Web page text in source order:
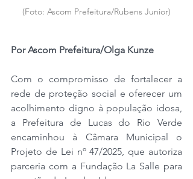
(Foto: Ascom Prefeitura/Rubens Junior)
Por Ascom Prefeitura/Olga Kunze
Com o compromisso de fortalecer a
rede de proteção social e oferecer um
acolhimento digno à população idosa,
a Prefeitura de Lucas do Rio Verde
encaminhou à Câmara Municipal o
Projeto de Lei nº 47/2025, que autoriza
parceria com a Fundação La Salle para